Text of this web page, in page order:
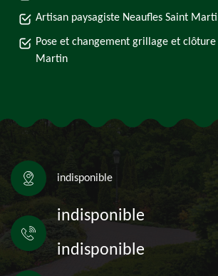
Artisan paysagiste Neaufles Saint
Pose et changement grillage et clôture
Martin
indisponible
indisponible
indisponible